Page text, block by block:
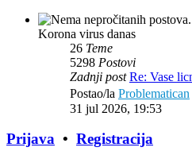
Korona virus danas
26 Teme
5298 Postovi
Zadnji post Re: Vase
Postao/la Problematican
31 jul 2026, 19:53
Prijava • Registracija